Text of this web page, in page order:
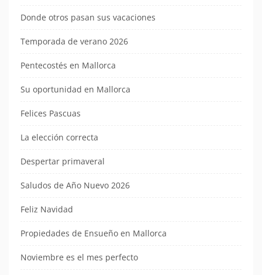
Donde otros pasan sus vacaciones
Temporada de verano 2026
Pentecostés en Mallorca
Su oportunidad en Mallorca
Felices Pascuas
La elección correcta
Despertar primaveral
Saludos de Año Nuevo 2026
Feliz Navidad
Propiedades de Ensueño en Mallorca
Noviembre es el mes perfecto